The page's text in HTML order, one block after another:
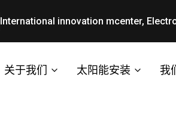
International innovation mcenter,
关于我们 太阳能安装 我